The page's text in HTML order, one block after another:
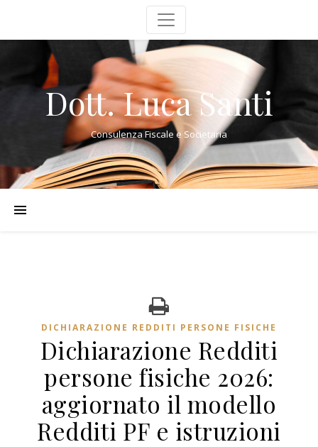
Dott. Luca Santi
Consulenza Fiscale e Societaria
DICHIARAZIONE REDDITI PERSONE FISICHE
Dichiarazione Redditi
persone fisiche 2026:
aggiornato il modello
Redditi PF e istruzioni